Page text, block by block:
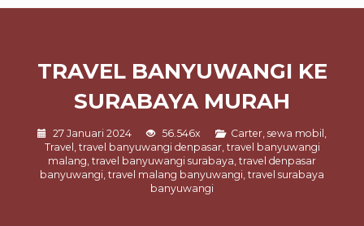
TRAVEL BANYUWANGI KE
SURABAYA MURAH
27 Januari 2024 56.546x Carter, sewa mobil ,
Travel , travel banyuwangi denpasar, travel banyuwangi
malang, travel banyuwangi surabaya, travel denpasar
banyuwangi, travel malang banyuwangi, travel surabaya
banyuwangi